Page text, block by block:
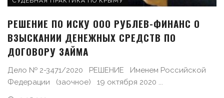
РЕШЕНИЕ ПО ИСКУ ООО РУБЛЕВ-ФИНАНС О
ВЗЫСКАНИИ ДЕНЕЖНЫХ СРЕДСТВ ПО
ДОГОВОРУ ЗАЙМА
Дело № 2-3471/2020 РЕШЕНИЕ Именем Российской
Федерации (заочное) 19 октября 2020 ...